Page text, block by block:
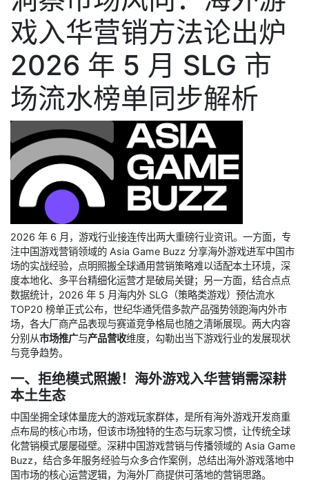
戏入华营销方法论出炉
2026 年 5 月 SLG 市
场流水榜单同步解析
2026 年 6 月，游戏行业接连传出两大重磅行业资讯。一方面，专
注中国游戏营销领域的 Asia Game Buzz 分享海外游戏进军中国市
场的实战经验，点明照搬全球通用营销策略难以适配本土环境，深
度本地化、多平台精细化运营才是破局关键；另一方面，结合点点
数据统计，2026 年 5 月海内外 SLG（策略类游戏）预估流水
TOP20 榜单正式公布，世纪华通凭借多款产品强势领跑海内外市
场，各大厂商产品表现与赛道竞争格局也随之清晰展现。两大内容
分别从市场推广与产品营收维度，勾勒出当下游戏行业的发展现状
与竞争趋势。
一、拒绝模式照搬！海外游戏入华营销需深耕
本土生态
中国坐拥全球体量庞大的游戏玩家群体，是所有海外游戏开发商重
点布局的核心市场，但该市场独特的生态与玩家习惯，让传统全球
化营销模式屡屡碰壁。深耕中国游戏营销与传播领域的 Asia Game
Buzz，结合多年服务经验与众多合作案例，总结出海外游戏落地中
国市场的核心运营逻辑，为海外厂商提供可落地的营销思路。